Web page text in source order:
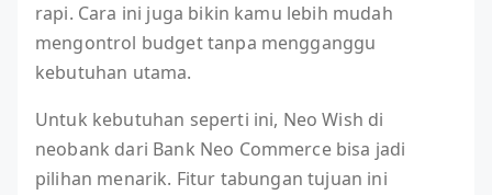
rapi. Cara ini juga bikin kamu lebih mudah
mengontrol budget tanpa mengganggu
kebutuhan utama.
Untuk kebutuhan seperti ini, Neo Wish di
neobank dari Bank Neo Commerce bisa jadi
pilihan menarik. Fitur tabungan tujuan ini